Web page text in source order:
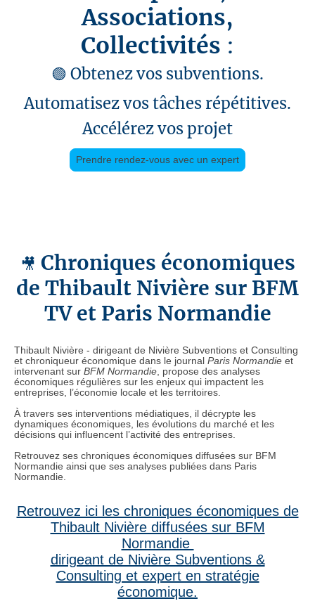
Associations,
Collectivités :
🟢 Obtenez vos subventions.
Automatisez vos tâches répétitives.
Accélérez vos projet
Prendre rendez-vous avec un expert
🎥 Chroniques économiques
de Thibault Nivière sur BFM
TV et Paris Normandie
Thibault Nivière - dirigeant de Nivière Subventions et Consulting
et chroniqueur économique dans le journal Paris Normandie et
intervenant sur BFM Normandie, propose des analyses
économiques régulières sur les enjeux qui impactent les
entreprises, l’économie locale et les territoires.
À travers ses interventions médiatiques, il décrypte les
dynamiques économiques, les évolutions du marché et les
décisions qui influencent l’activité des entreprises.
Retrouvez ses chroniques économiques diffusées sur BFM
Normandie ainsi que ses analyses publiées dans Paris
Normandie.
Retrouvez ici les chroniques économiques de
Thibault Nivière diffusées sur BFM
Normandie
dirigeant de Nivière Subventions &
Consulting et expert en stratégie
économique.